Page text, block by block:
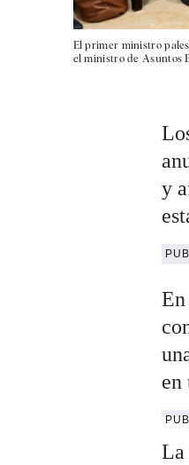
El primer ministro
el ministro de Asuntos
y
La